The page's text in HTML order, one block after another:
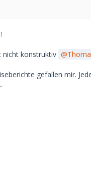
nicht konstruktiv
gefallen mir.